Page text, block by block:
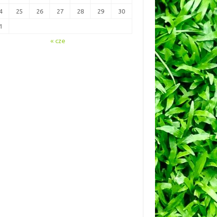
25 26 27 28 29 30
« cze